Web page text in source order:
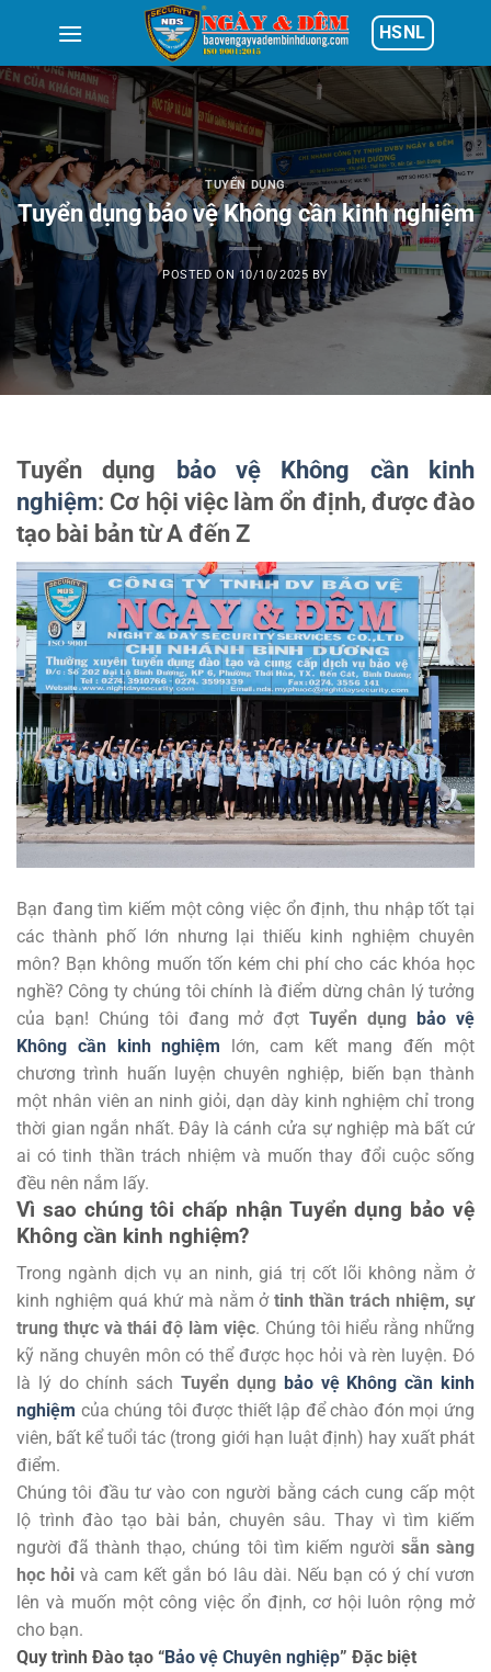
content
HSNL
TUYỂN DỤNG
Tuyển dụng bảo vệ Không cần kinh nghiệm
POSTED ON10/10/2025 BY
Tuyển dụng bảo vệ Không cần kinh
nghiệm: Cơ hội việc làm ổn định, được đào
tạo bài bản từ A đến Z
Bạn đang tìm kiếm một công việc ổn định, thu nhập tốt tại
các thành phố lớn nhưng lại thiếu kinh nghiệm chuyên
môn? Bạn không muốn tốn kém chi phí cho các khóa học
nghề? Công ty chúng tôi chính là điểm dừng chân lý tưởng
của bạn! Chúng tôi đang mở đợtTuyển dụngbảo vệ
Không cần kinh nghiệm lớn, cam kết mang đến một
chương trình huấn luyện chuyên nghiệp, biến bạn thành
một nhân viên an ninh giỏi, dạn dày kinh nghiệm chỉ trong
thời gian ngắn nhất. Đây là cánh cửa sự nghiệp mà bất cứ
ai có tinh thần trách nhiệm và muốn thay đổi cuộc sống
đều nên nắm lấy.
Vì sao chúng tôi chấp nhận Tuyển dụng bảo vệ
Không cần kinh nghiệm?
Trong ngành dịch vụ an ninh, giá trị cốt lõi không nằm ở
kinh nghiệm quá khứ mà nằm ởtinh thần trách nhiệm, sự
trung thực và thái độ làm việc. Chúng tôi hiểu rằng những
kỹ năng chuyên môn có thể được học hỏi và rèn luyện. Đó
là lý do chính sáchTuyển dụng bảo vệ Không cần kinh
nghiệm của chúng tôi được thiết lập để chào đón mọi ứng
viên, bất kể tuổi tác (trong giới hạn luật định) hay xuất phát
điểm.
Chúng tôi đầu tư vào con người bằng cách cung cấp một
lộ trình đào tạo bài bản, chuyên sâu. Thay vì tìm kiếm
người đã thành thạo, chúng tôi tìm kiếm người sẵn sàng
học hỏi và cam kết gắn bó lâu dài. Nếu bạn có ý chí vươn
lên và muốn một công việc ổn định, cơ hội luôn rộng mở
cho bạn.
Quy trình Đào tạo “Bảo vệ Chuyên nghiệp” Đặc biệt